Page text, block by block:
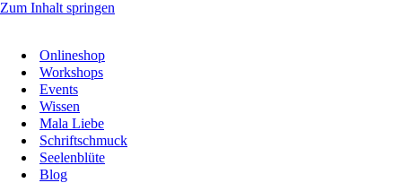
Zum Inhalt springen
Onlineshop
Workshops
Events
Wissen
Mala Liebe
Schriftschmuck
Seelenblüte
Blog